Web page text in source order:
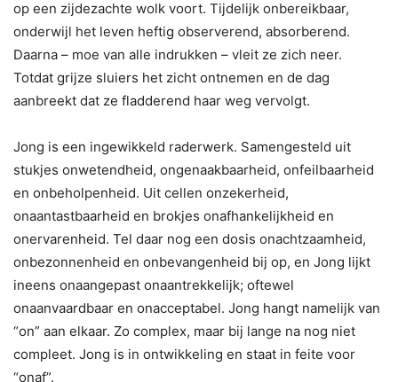
op een zijdezachte wolk voort. Tijdelijk onbereikbaar,
onderwijl het leven heftig observerend, absorberend.
Daarna – moe van alle indrukken – vleit ze zich neer.
Totdat grijze sluiers het zicht ontnemen en de dag
aanbreekt dat ze fladderend haar weg vervolgt.
Jong is een ingewikkeld raderwerk. Samengesteld uit
stukjes onwetendheid, ongenaakbaarheid, onfeilbaarheid
en onbeholpenheid. Uit cellen onzekerheid,
onaantastbaarheid en brokjes onafhankelijkheid en
onervarenheid. Tel daar nog een dosis onachtzaamheid,
onbezonnenheid en onbevangenheid bij op, en Jong lijkt
ineens onaangepast onaantrekkelijk; oftewel
onaanvaardbaar en onacceptabel. Jong hangt namelijk van
“on” aan elkaar. Zo complex, maar bij lange na nog niet
compleet. Jong is in ontwikkeling en staat in feite voor
“onaf”.